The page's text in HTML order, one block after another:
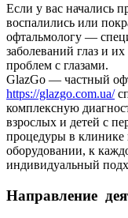
Если у вас начались
воспалились или
офтальмологу —
заболеваний глаз и
проблем с глазами.
GlazGo — частный
https://glazgo.com.ua/
комплексную
взрослых и детей с
процедуры в клинике
оборудовании, к
индивидуальный
Направление